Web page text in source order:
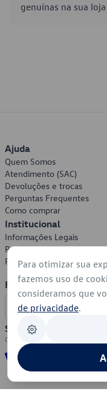
genuínas na sua
Ajuda
Quem Somos
Atendimento (SAC)
Devoluções e trocas
Perguntas Frequentes
Como comprar
Institucional
Informações Legais
Política de Privacidade
Política de Cookies
Formas de Pagamento
Segurança
Para otimizar sua
fazemos uso de
consideramos que
de privacidade.